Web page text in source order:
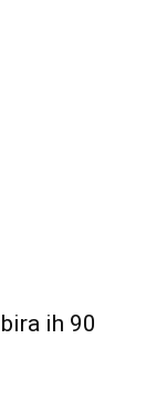
ih 90